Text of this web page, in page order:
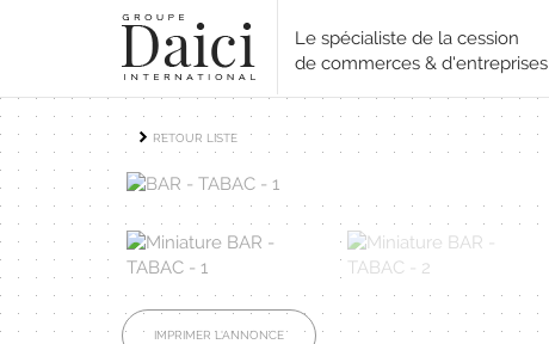
Le spécialiste de la cession
de commerces & d'entreprises
RETOUR LISTE
IMPRIMER L'ANNONCE